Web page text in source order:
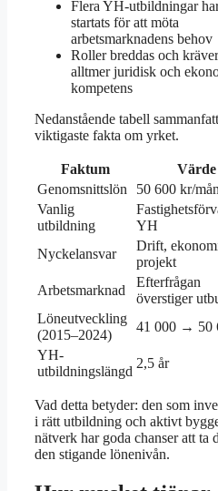
Flera YH-utbildningar
startats för att möta
arbetsmarknadens behov
Roller breddas och kräver
alltmer juridisk och
kompetens
Nedanstående tabell
viktigaste fakta om yrket.
Faktum
Värde
Genomsnittslön
50 600 kr/mån
Vanlig
utbildning
YH
Nyckelansvar
Drift,
projekt
Arbetsmarknad
Efterfrågan
överstiger
Löneutveckling
(2015–2024)
41 000 → 50
YH-
utbildningslängd
2,5 år
Vad detta betyder: den som
i rätt utbildning och aktivt
nätverk har goda chanser att ta
den stigande lönenivån.